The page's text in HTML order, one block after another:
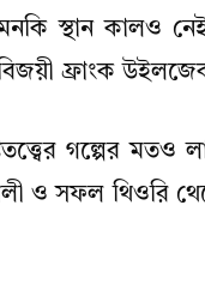
স্থান কালও
বিজয়ী ফ্রাংক
গল্পের মতও
ও সফল থিওরি